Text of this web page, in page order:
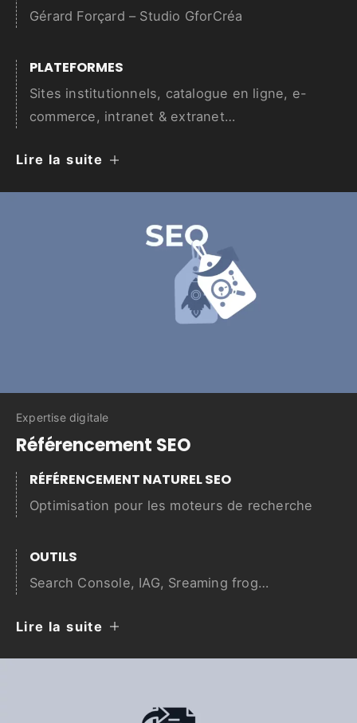
Gérard Forçard – Studio GforCréa
PLATEFORMES
Sites institutionnels, catalogue en ligne, e-
commerce, intranet & extranet…
Lire la suite
Expertise digitale
Référencement SEO
RÉFÉRENCEMENT NATUREL SEO
Optimisation pour les moteurs de recherche
OUTILS
Search Console, IAG, Sreaming frog…
Lire la suite